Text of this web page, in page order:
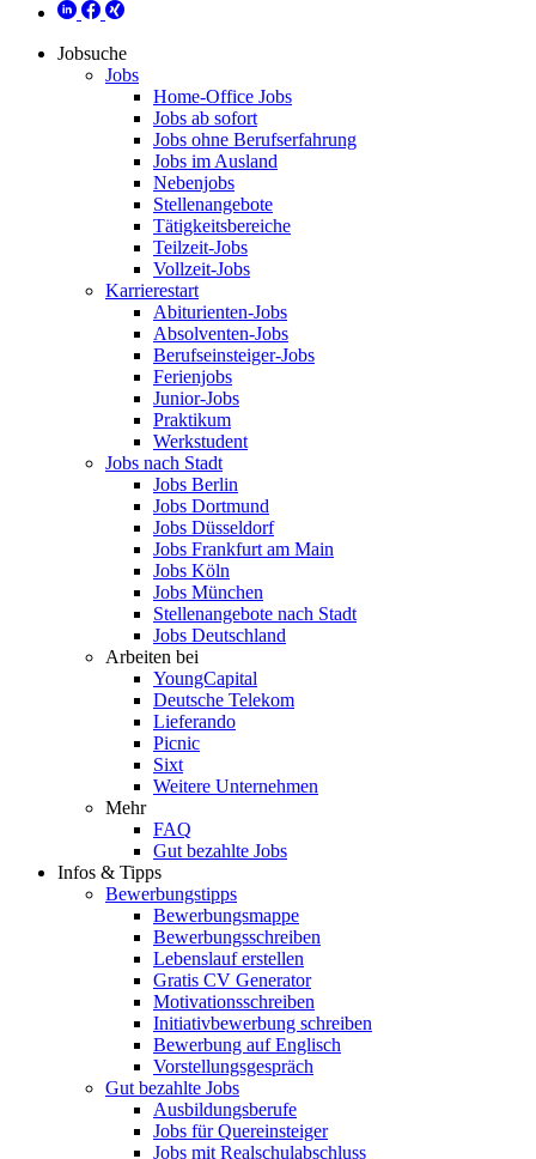
Jobsuche
Jobs
Home-Office Jobs
Jobs ab sofort
Jobs ohne Berufserfahrung
Jobs im Ausland
Nebenjobs
Stellenangebote
Tätigkeitsbereiche
Teilzeit-Jobs
Vollzeit-Jobs
Karrierestart
Abiturienten-Jobs
Absolventen-Jobs
Berufseinsteiger-Jobs
Ferienjobs
Junior-Jobs
Praktikum
Werkstudent
Jobs nach Stadt
Jobs Berlin
Jobs Dortmund
Jobs Düsseldorf
Jobs Frankfurt am Main
Jobs Köln
Jobs München
Stellenangebote nach Stadt
Jobs Deutschland
Arbeiten bei
YoungCapital
Deutsche Telekom
Lieferando
Picnic
Sixt
Weitere Unternehmen
Mehr
FAQ
Gut bezahlte Jobs
Infos & Tipps
Bewerbungstipps
Bewerbungsmappe
Bewerbungsschreiben
Lebenslauf erstellen
Gratis CV Generator
Motivationsschreiben
Initiativbewerbung schreiben
Bewerbung auf Englisch
Vorstellungsgespräch
Gut bezahlte Jobs
Ausbildungsberufe
Jobs für Quereinsteiger
Jobs mit Realschulabschluss